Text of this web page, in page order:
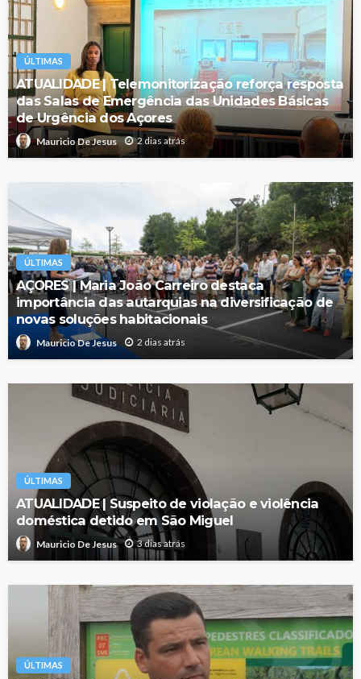
ÚLTIMAS
ATUALIDADE | Telemonitorização reforça resposta
das Salas de Emergência das Unidades Básicas
de Urgência dos Açores
Mauricio De Jesus 2 dias atrás
ÚLTIMAS
AÇORES | Maria João Carreiro destaca
importância das autarquias na diversificação de
novas soluções habitacionais
Mauricio De Jesus 2 dias atrás
ÚLTIMAS
ATUALIDADE | Suspeito de violação e violência
doméstica detido em São Miguel
Mauricio De Jesus 3 dias atrás
ÚLTIMAS